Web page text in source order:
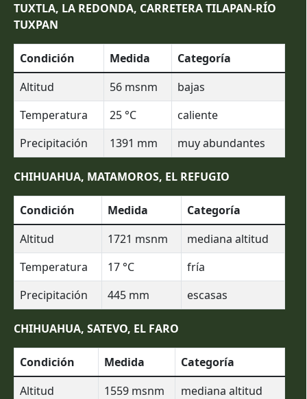
TUXTLA, LA REDONDA, CARRETERA TILAPAN-RÍO
TUXPAN
Condición Medida
Categoría
Altitud
56 msnm
bajas
Temperatura
25 °C
caliente
Precipitación
1391 mm muy abundantes
CHIHUAHUA, MATAMOROS, EL REFUGIO
Condición Medida
Categoría
Altitud
1721 msnm
mediana altitud
Temperatura
17 °C
fría
Precipitación
445 mm escasas
CHIHUAHUA, SATEVO, EL FARO
Condición Medida
Categoría
Altitud
1559 msnm
mediana altitud